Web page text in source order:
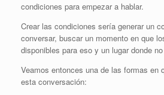
condiciones para empezar a hablar.
Crear las condiciones sería generar un
conversar, buscar un momento en que
disponibles para eso y un lugar donde
Veamos entonces una de las formas en
esta conversación: